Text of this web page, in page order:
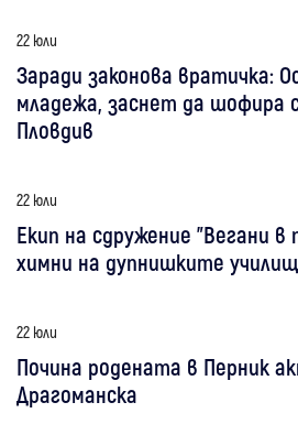
22 юли
Заради законова вратичка:
младежа, заснет да шофира
Пловдив
22 юли
Екип на сдружение "Вегани
химни на дупнишките
22 юли
Почина родената в Перник
Драгоманска